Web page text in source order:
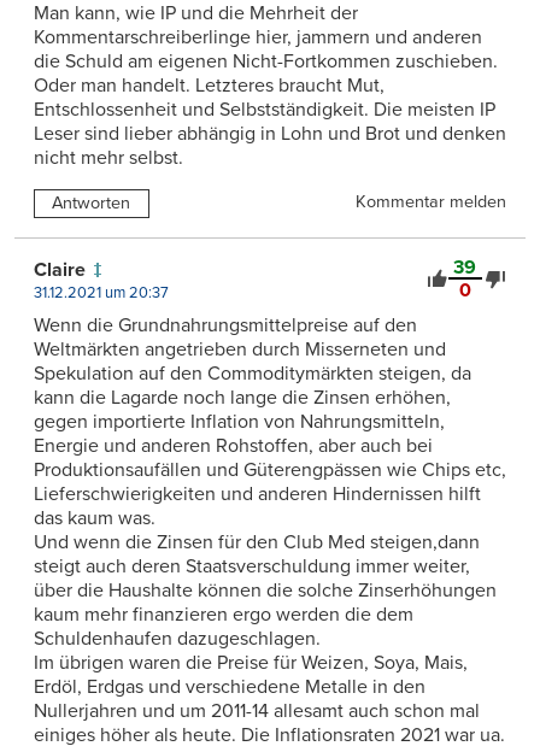
Man kann, wie IP und die Mehrheit der
Kommentarschreiberlinge hier, jammern und anderen
die Schuld am eigenen Nicht-Fortkommen zuschieben.
Oder man handelt. Letzteres braucht Mut,
Entschlossenheit und Selbstständigkeit. Die meisten IP
Leser sind lieber abhängig in Lohn und Brot und denken
nicht mehr selbst.
Antworten Kommentar melden
39
0
Claire
31.12.2021 um 20:37
Wenn die Grundnahrungsmittelpreise auf den
Weltmärkten angetrieben durch Misserneten und
Spekulation auf den Commoditymärkten steigen, da
kann die Lagarde noch lange die Zinsen erhöhen,
gegen importierte Inflation von Nahrungsmitteln,
Energie und anderen Rohstoffen, aber auch bei
Produktionsaufällen und Güterengpässen wie Chips etc,
Lieferschwierigkeiten und anderen Hindernissen hilft
das kaum was.
Und wenn die Zinsen für den Club Med steigen,dann
steigt auch deren Staatsverschuldung immer weiter,
über die Haushalte können die solche Zinserhöhungen
kaum mehr finanzieren ergo werden die dem
Schuldenhaufen dazugeschlagen.
Im übrigen waren die Preise für Weizen, Soya, Mais,
Erdöl, Erdgas und verschiedene Metalle in den
Nullerjahren und um 2011-14 allesamt auch schon mal
einiges höher als heute. Die Inflationsraten 2021 war ua.